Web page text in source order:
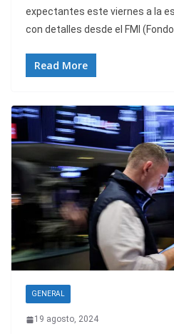
expectantes este viernes a la
con detalles desde el FMI
Read More
GENERAL
19 agosto, 2024